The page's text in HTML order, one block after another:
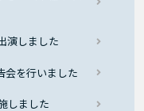
演しました
会を行いました
しました